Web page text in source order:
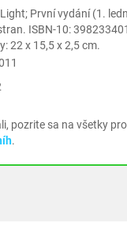
První vydání (1.
ISBN-10:
22 x 15,5 x 2,5 cm.
pozrite sa na všetky
.